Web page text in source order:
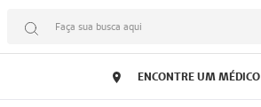
Faça sua busca aqui
ENCONTRE UM MÉDICO